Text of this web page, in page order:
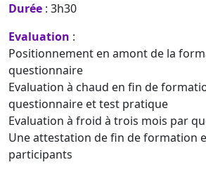
Durée : 3h30
Evaluation :
Positionnement en amont de la
questionnaire
Evaluation à chaud en fin de
questionnaire et test pratique
Evaluation à froid à trois mois par
Une attestation de fin de formation
participants